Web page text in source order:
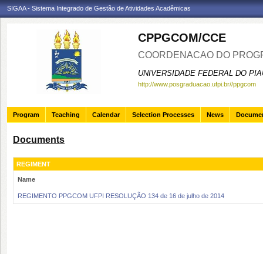
SIGAA - Sistema Integrado de Gestão de Atividades Acadêmicas
CPPGCOM/CCE
COORDENACAO DO
UNIVERSIDADE FEDERAL DO
http://www.posgraduacao.ufpi.br//ppgcom
Program Teaching Calendar Selection Processes News
Documents
REGIMENT
Name
REGIMENTO PPGCOM UFPI RESOLUÇÃO 134 de 16 de julho de 2014